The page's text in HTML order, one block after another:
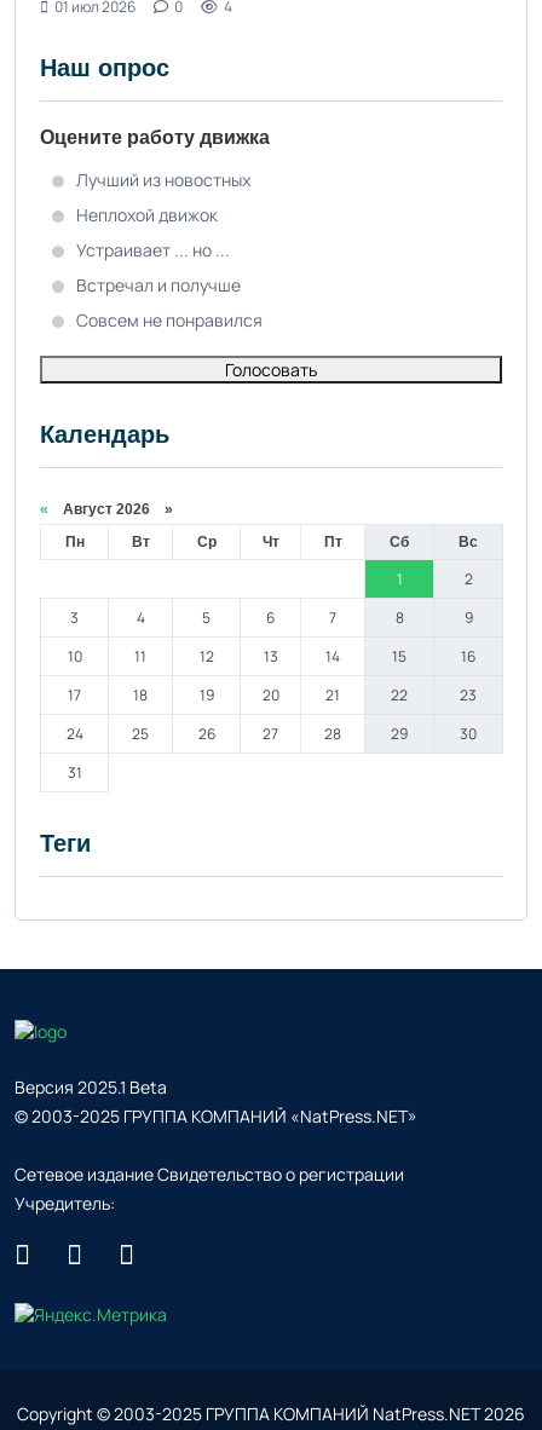
01 июл 2026
0 4
Наш опрос
Оцените работу движка
Лучший из новостных
Неплохой движок
Устраивает ... но ...
Встречал и получше
Совсем не понравился
Голосовать
Календарь
« Август 2026 »
Пн
Вт Ср Чт Пт Сб Вс
1
2
3
4 5 6 7 8
9
10
11 12 13 14 15
16
17
18 19 20 21 22
23
24
25 26 27 28 29
30
31
Теги
Версия 2025.1 Beta
© 2003-2025 ГРУППА КОМПАНИЙ «NatPress.NET»
Сетевое издание Свидетельство о регистрации
Учредитель:
Copyright © 2003-2025 ГРУППА КОМПАНИЙ NatPress.NET2026